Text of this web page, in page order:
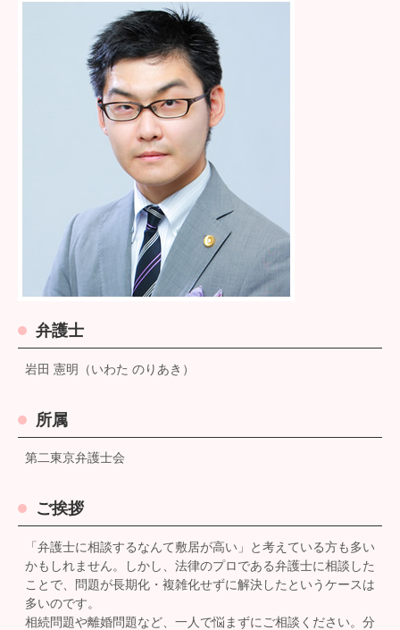
弁護士
岩田 憲明（いわた のりあき）
所属
第二東京弁護士会
ご挨拶
「弁護士に相談するなんて敷居が高い」と考えている方も多い
かもしれません。しかし、法律のプロである弁護士に相談した
ことで、問題が長期化・複雑化せずに解決したというケースは
多いのです。
相続問題や離婚問題など、一人で悩まずにご相談ください。分